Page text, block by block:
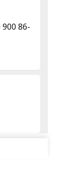
86-